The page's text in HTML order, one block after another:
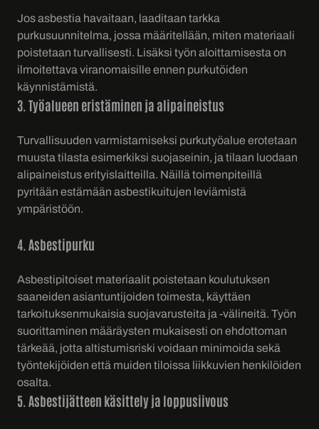
Jos asbestia havaitaan, laaditaan tarkka
purkusuunnitelma, jossa määritellään, miten materiaali
poistetaan turvallisesti. Lisäksi työn aloittamisesta on
ilmoitettava viranomaisille ennen purkutöiden
käynnistämistä.
3. Työalueen eristäminen ja alipaineistus
Turvallisuuden varmistamiseksi purkutyöalue erotetaan
muusta tilasta esimerkiksi suojaseinin, ja tilaan luodaan
alipaineistus erityislaitteilla. Näillä toimenpiteillä
pyritään estämään asbestikuitujen leviämistä
ympäristöön.
4. Asbestipurku
Asbestipitoiset materiaalit poistetaan koulutuksen
saaneiden asiantuntijoiden toimesta, käyttäen
tarkoituksenmukaisia suojavarusteita ja -välineitä. Työn
suorittaminen määräysten mukaisesti on ehdottoman
tärkeää, jotta altistumisriski voidaan minimoida sekä
työntekijöiden että muiden tiloissa liikkuvien henkilöiden
osalta.
5. Asbestijätteen käsittely ja loppusiivous